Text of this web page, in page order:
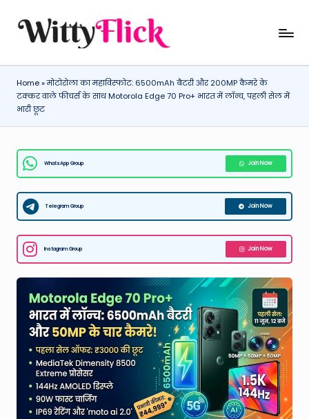
W
it
ty
Fl
k:
L
a
t
e
W
er
WittyFlick:
Tech
&
Around
The
Home»मोटोरोला का महाविस्फोट: 6500mAh बैटरी और 200MP कैमरे के
टक्कर वाले फीचर्स के साथ Motorola Edge 70 Pro+ भारत में लॉन्च, पहली सेल में
भारी छूट
WhatsApp Group Join Now
Telegram Group Join Now
Instagram Group Join Now